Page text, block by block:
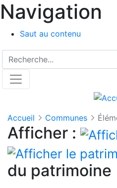
Navigation
Saut au contenu
Recherche sur le site
Rechercher
Accueil Communes
Afficher :
du patrimoine